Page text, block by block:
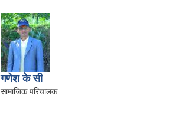
गणेश के सी
सामाजिक परिचालक